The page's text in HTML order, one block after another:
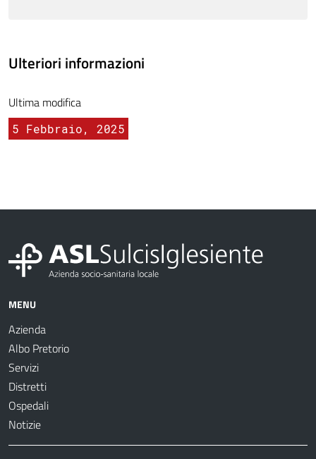
Ulteriori informazioni
Ultima modifica
5 Febbraio, 2025
MENU
Azienda
Albo Pretorio
Servizi
Distretti
Ospedali
Notizie